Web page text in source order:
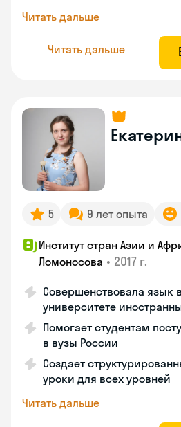
Читать дальше
Читать дальше
5 9 лет опыта
Институт стран Азии и
Ломоносова • 2017 г.
Совершенствовала язык
университете
Помогает студентам
в вузы России
Создает
уроки для всех уровней
Читать дальше